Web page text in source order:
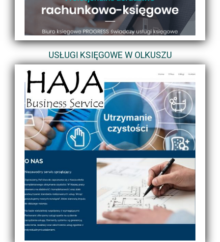
USŁUGI KSIĘGOWE W OLKUSZU